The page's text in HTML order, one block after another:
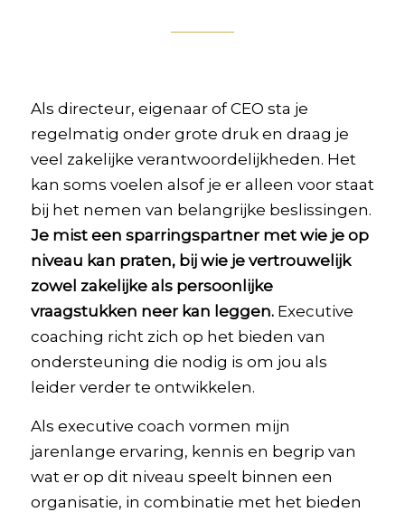
Als directeur, eigenaar of CEO sta je
regelmatig onder grote druk en draag je
veel zakelijke verantwoordelijkheden. Het
kan soms voelen alsof je er alleen voor staat
bij het nemen van belangrijke beslissingen.
Je mist een sparringspartner met wie je op
niveau kan praten, bij wie je vertrouwelijk
zowel zakelijke als persoonlijke
vraagstukken neer kan leggen. Executive
coaching richt zich op het bieden van
ondersteuning die nodig is om jou als
leider verder te ontwikkelen.
Als executive coach vormen mijn
jarenlange ervaring, kennis en begrip van
wat er op dit niveau speelt binnen een
organisatie, in combinatie met het bieden